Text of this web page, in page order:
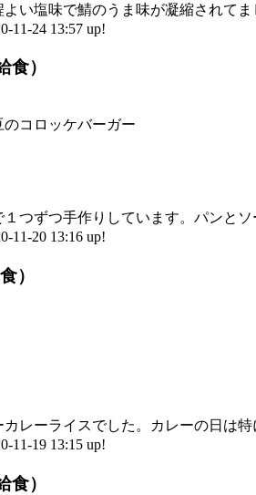
い塩味で鯖のうま味が凝縮されて
11-24 13:57 up!
食）
コロッケバーガー
つずつ手作りしています。パンと
11-20 13:16 up!
）
レーライスでした。カレーの日は
11-19 13:15 up!
食）